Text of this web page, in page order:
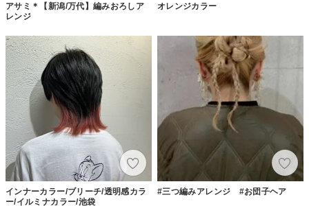
アサミ＊【新潟/万代】編みおろしア
レンジ
オレンジカラー
インナーカラー/ブリーチ/透明感カラ
ー/イルミナカラー/池袋
#三つ編みアレンジ #お団子ヘア